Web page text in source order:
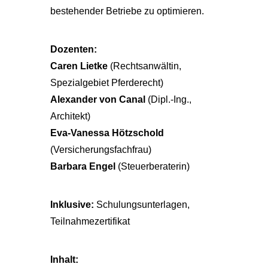
bestehender Betriebe zu optimieren.
Dozenten:
Caren Lietke (Rechtsanwältin,
Spezialgebiet Pferderecht)
Alexander von Canal (Dipl.-Ing.,
Architekt)
Eva-Vanessa Hötzschold
(Versicherungsfachfrau)
Barbara Engel (Steuerberaterin)
Inklusive: Schulungsunterlagen,
Teilnahmezertifikat
Inhalt: